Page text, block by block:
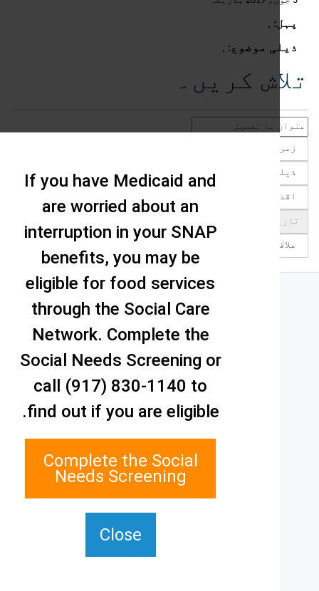
موضوع: ,
کریں۔
اسٹیٹن آئی لینڈ سوشل
کیئر نیٹ ورک
1 ایج واٹر پلازہ، سویٹ
700
اسٹیٹن جزیرہ، NY 10305
TTY کے لیے، 711 ڈائل
کریں۔
(917) 830-1140
ContactUs@northwell.edu
If you have Medicaid and
are worried about an
interruption in your SNAP
benefits, you may be
eligible for food services
through the Social Care
Network. Complete the
Social Needs Screening or
call (917) 830-1140 to
find out if you are eligible.
Complete the Social
Needs Screening
Close